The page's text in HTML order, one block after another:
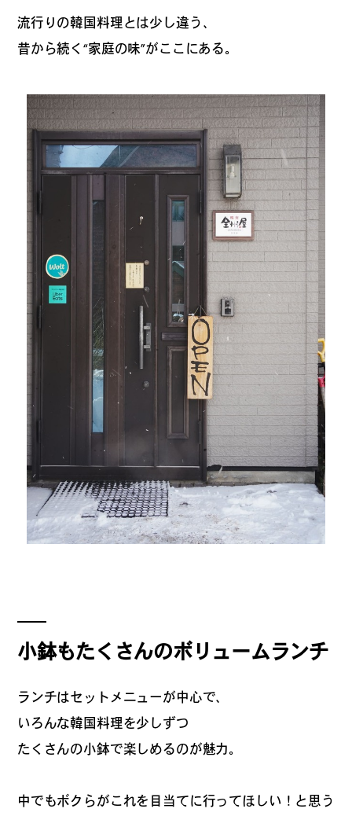
#編集部の好きな店
行
#札幌カレー探訪
# 狸の一歩
# この車と暮らす理由
日帰り遠足
# プレゼントフォー・ユー
# 今月のアートな時間割
ーティン
流行りの韓国料理とは少し違う、
昔から続く“家庭の味”がここにある。
小鉢もたくさんのボリュームランチ
ランチはセットメニューが中心で、
いろんな韓国料理を少しずつ
たくさんの小鉢で楽しめるのが魅力。
中でもボクらがこれを目当てに行ってほしい！と思う